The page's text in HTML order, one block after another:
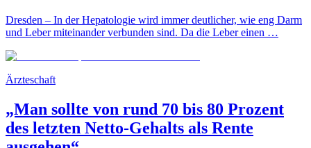
Dresden – In der Hepatologie wird immer deutlicher, wie eng Darm
und Leber miteinander verbunden sind. Da die Leber einen …
Ärzteschaft
„Man sollte von rund 70 bis 80 Prozent
des letzten Netto-Gehalts als Rente